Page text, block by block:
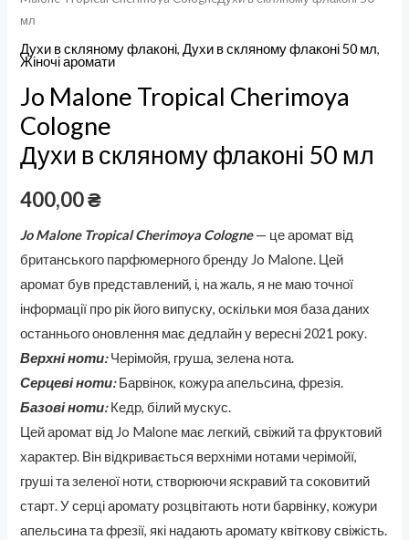
мл
Духи в скляному флаконі,Духи в скляному флаконі 50 мл,
Жіночі аромати
Jo Malone Tropical Cherimoya
Cologne
Духи в скляному флаконі 50 мл
400,00₴
Jo Malone Tropical Cherimoya Cologne — це аромат від
британського парфюмерного бренду Jo Malone. Цей
аромат був представлений, і, на жаль, я не маю точної
інформації про рік його випуску, оскільки моя база даних
останнього оновлення має дедлайн у вересні 2021 року.
Верхні ноти:Черімойя, груша, зелена нота.
Серцеві ноти:Барвінок, кожура апельсина, фрезія.
Базові ноти:Кедр, білий мускус.
Цей аромат від Jo Malone має легкий, свіжий та фруктовий
характер. Він відкривається верхніми нотами черімойї,
груші та зеленої ноти, створюючи яскравий та соковитий
старт. У серці аромату розцвітають ноти барвінку, кожури
апельсина та фрезії, які надають аромату квіткову свіжість.